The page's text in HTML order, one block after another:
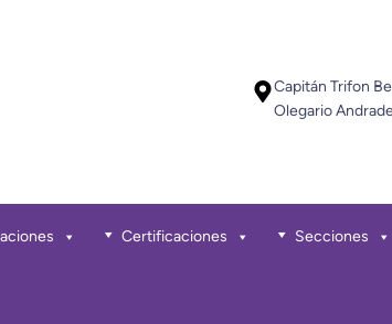
Capitán Trifon
Olegario Andrade
Certificaciones Secciones